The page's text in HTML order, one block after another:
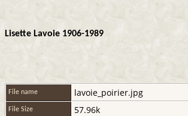
Lisette Lavoie 1906-1989
File name lavoie_poirier.jpg
File Size 57.96k